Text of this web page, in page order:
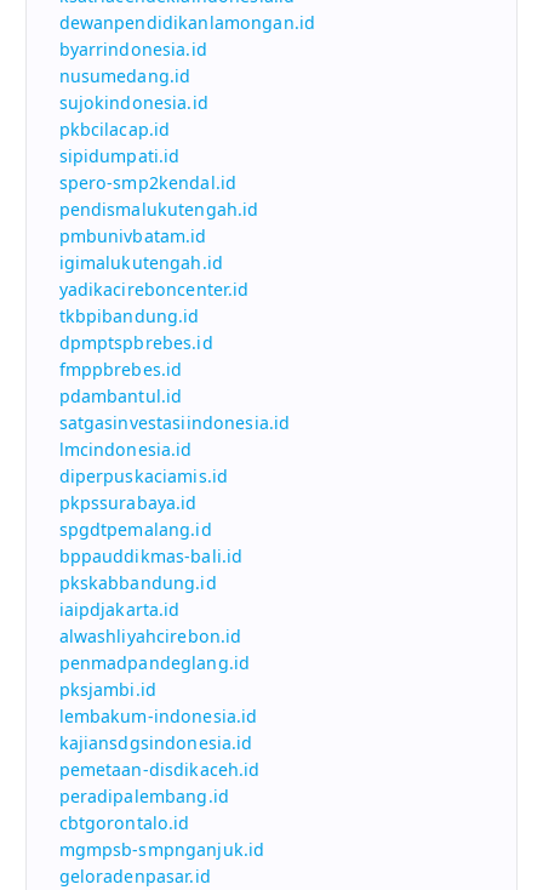
dewanpendidikanlamongan.id
byarrindonesia.id
nusumedang.id
sujokindonesia.id
pkbcilacap.id
sipidumpati.id
spero-smp2kendal.id
pendismalukutengah.id
pmbunivbatam.id
igimalukutengah.id
yadikacireboncenter.id
tkbpibandung.id
dpmptspbrebes.id
fmppbrebes.id
pdambantul.id
satgasinvestasiindonesia.id
lmcindonesia.id
diperpuskaciamis.id
pkpssurabaya.id
spgdtpemalang.id
bppauddikmas-bali.id
pkskabbandung.id
iaipdjakarta.id
alwashliyahcirebon.id
penmadpandeglang.id
pksjambi.id
lembakum-indonesia.id
kajiansdgsindonesia.id
pemetaan-disdikaceh.id
peradipalembang.id
cbtgorontalo.id
mgmpsb-smpnganjuk.id
geloradenpasar.id